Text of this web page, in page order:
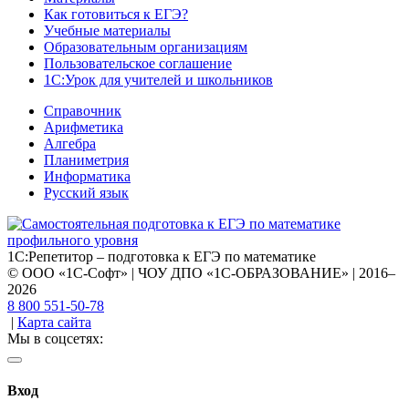
Как готовиться к ЕГЭ?
Учебные материалы
Образовательным организациям
Пользовательское соглашение
1С:Урок для учителей и школьников
Справочник
Арифметика
Алгебра
Планиметрия
Информатика
Русский язык
1С:Репетитор – подготовка к ЕГЭ по математике
© ООО «1С-Софт» | ЧОУ ДПО «1С-ОБРАЗОВАНИЕ» | 2016–
2026
8 800 551-50-78
| Карта сайта
Мы в соцсетях:
Вход